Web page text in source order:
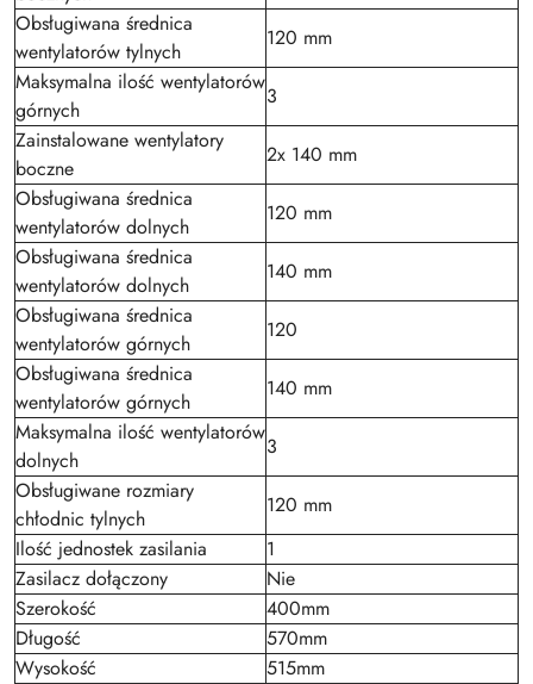
Obsługiwana średnica
wentylatorów tylnych
120 mm
Maksymalna ilość wentylatorów
górnych
3
Zainstalowane wentylatory
boczne
2x 140 mm
Obsługiwana średnica
wentylatorów dolnych
120 mm
Obsługiwana średnica
wentylatorów dolnych
140 mm
Obsługiwana średnica
wentylatorów górnych
120
Obsługiwana średnica
wentylatorów górnych
140 mm
Maksymalna ilość wentylatorów
dolnych
3
Obsługiwane rozmiary
chłodnic tylnych
120 mm
Ilość jednostek zasilania
1
Zasilacz dołączony
Nie
Szerokość
400mm
Długość
570mm
Wysokość
515mm